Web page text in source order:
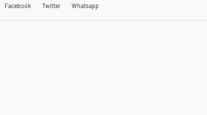
Facebook Twitter Whatsapp